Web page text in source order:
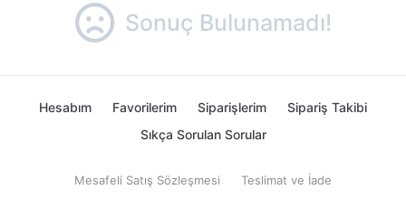
Sonuç Bulunamadı!
Hesabım Favorilerim Siparişlerim
Sipariş Takibi
Sıkça Sorulan Sorular
Mesafeli Satış Sözleşmesi
Teslimat ve İade